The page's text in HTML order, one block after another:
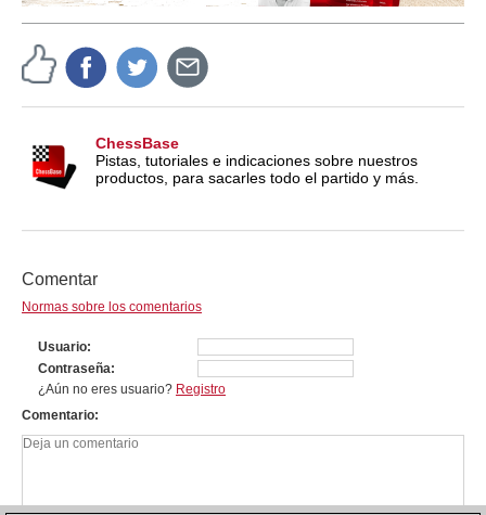
ChessBase
Pistas, tutoriales e indicaciones sobre nuestros
productos, para sacarles todo el partido y más.
Comentar
Normas sobre los comentarios
Usuario
Contraseña
¿Aún no eres usuario? Registro
Comentario